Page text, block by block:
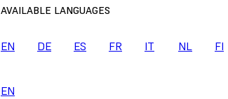
AVAILABLE LANGUAGES
EN DE ES FR IT NL FI
EN